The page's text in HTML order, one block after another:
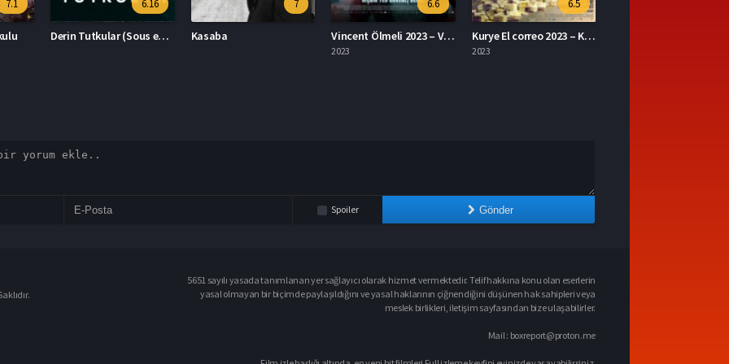
6.16 7
Kasaba
6.6 6.5
Kurye El correo 2023 – Kurye 1080p Turkce Dublaj izle
2023
7.1
The Ministry of Ungentlemanly Warfare 2024 – Centilmen Olmayan Savaş Bakanlığı 1080p Turkce Dublaj izle
2024
Spoiler Gönder
5651 sayılı yasada tanımlanan yer sağlayıcı olarak hizmet vermektedir. Telif hakkına konu olan eserlerin
yasal olmayan bir biçimde paylaşıldığını ve yasal haklarının çiğnendiğini düşünen hak sahipleri veya
meslek birlikleri, iletişim sayfasından bize ulaşabilirler.
Mail : boxreport@proton.me